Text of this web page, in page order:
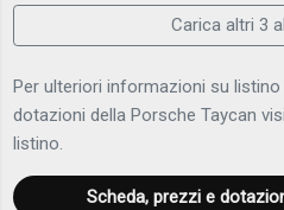
Carica altri 3
Per ulteriori informazioni su
dotazioni della Porsche Taycan
listino.
Scheda, prezzi e